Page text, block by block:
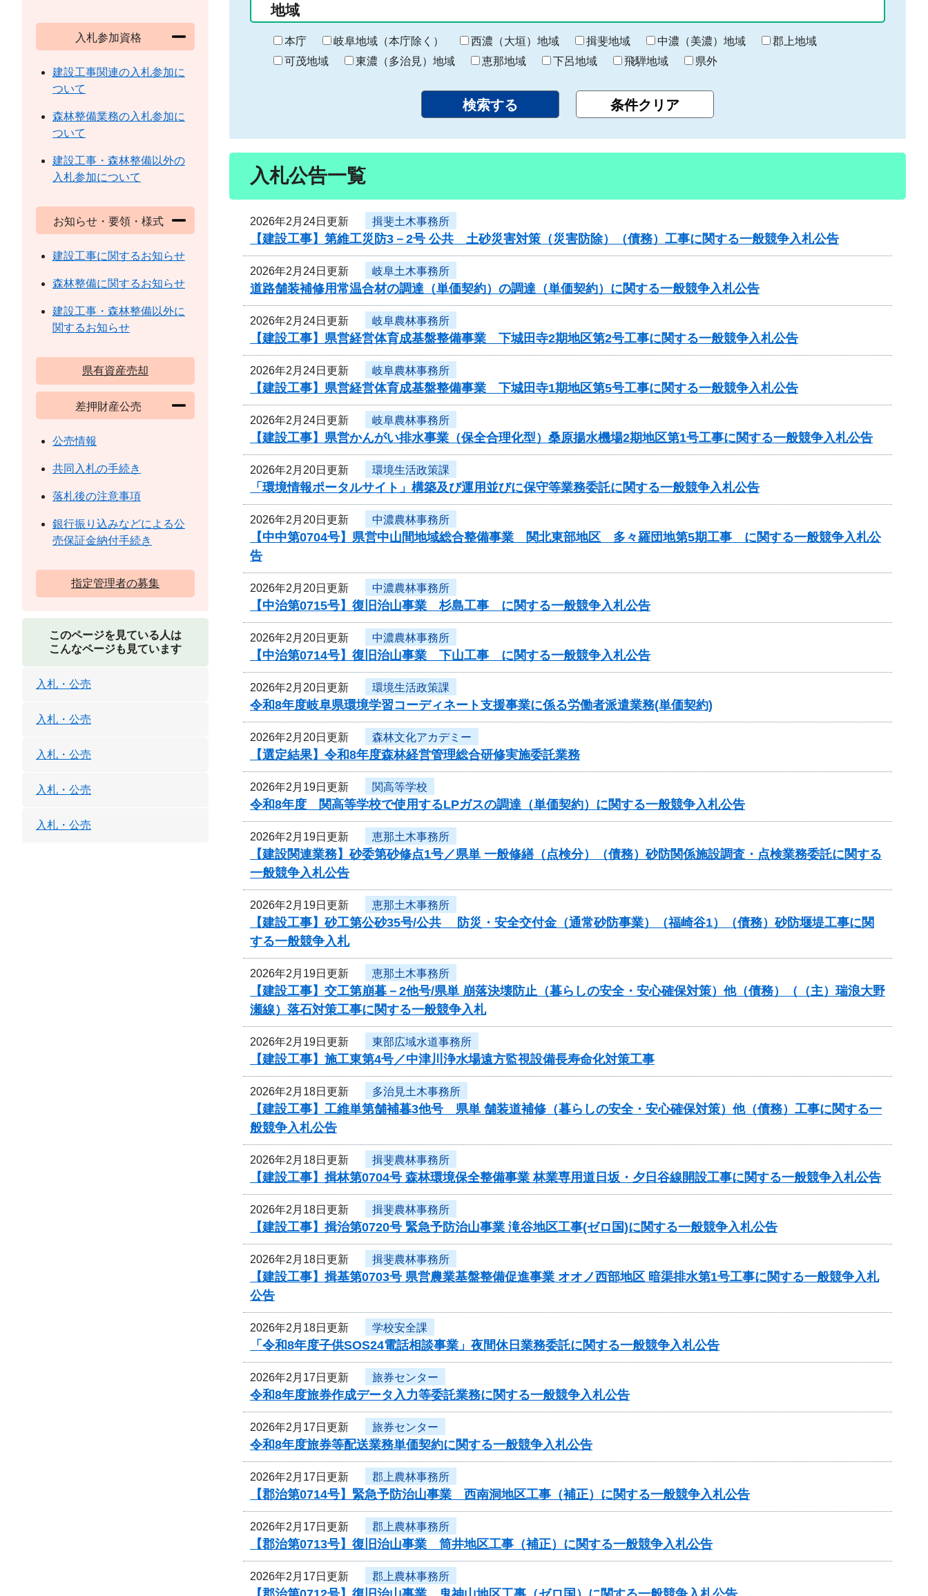
の
始
ま
り
終
わ
り
地域
本庁 岐阜地域（本庁除く） 西濃（大垣）地域 揖斐地域 中濃（美濃）地域
郡上地域
可茂地域
東濃（多治見）地域 恵那地域 下呂地域 飛騨地域 県外
入札公告一覧
2026年2月24日更新 揖斐土木事務所
【建設工事】第維工災防3－2号 公共 土砂災害対策（災害防除）（債務）工事に関する一般競争入札公告
2026年2月24日更新 岐阜土木事務所
道路舗装補修用常温合材の調達（単価契約）の調達（単価契約）に関する一般競争入札公告
2026年2月24日更新 岐阜農林事務所
【建設工事】県営経営体育成基盤整備事業 下城田寺2期地区第2号工事に関する一般競争入札公告
2026年2月24日更新 岐阜農林事務所
【建設工事】県営経営体育成基盤整備事業 下城田寺1期地区第5号工事に関する一般競争入札公告
2026年2月24日更新 岐阜農林事務所
【建設工事】県営かんがい排水事業（保全合理化型）桑原揚水機場2期地区第1号工事に関する一般競争入札公告
2026年2月20日更新 環境生活政策課
「環境情報ポータルサイト」構築及び運用並びに保守等業務委託に関する一般競争入札公告
2026年2月20日更新 中濃農林事務所
【中中第0704号】県営中山間地域総合整備事業 関北東部地区 多々羅団地第5期工事 に関する一般競争入札公
告
2026年2月20日更新 中濃農林事務所
【中治第0715号】復旧治山事業 杉島工事 に関する一般競争入札公告
2026年2月20日更新 中濃農林事務所
【中治第0714号】復旧治山事業 下山工事 に関する一般競争入札公告
2026年2月20日更新 環境生活政策課
令和8年度岐阜県環境学習コーディネート支援事業に係る労働者派遣業務(単価契約)
2026年2月20日更新 森林文化アカデミー
【選定結果】令和8年度森林経営管理総合研修実施委託業務
2026年2月19日更新 関高等学校
令和8年度 関高等学校で使用するLPガスの調達（単価契約）に関する一般競争入札公告
2026年2月19日更新 恵那土木事務所
【建設関連業務】砂委第砂修点1号／県単 一般修繕（点検分）（債務）砂防関係施設調査・点検業務委託に関する
一般競争入札公告
2026年2月19日更新 恵那土木事務所
【建設工事】砂工第公砂35号/公共 防災・安全交付金（通常砂防事業）（福崎谷1）（債務）砂防堰堤工事に関
する一般競争入札
2026年2月19日更新 恵那土木事務所
【建設工事】交工第崩暮－2他号/県単 崩落決壊防止（暮らしの安全・安心確保対策）他（債務）（（主）瑞浪大野
瀬線）落石対策工事に関する一般競争入札
2026年2月19日更新 東部広域水道事務所
【建設工事】施工東第4号／中津川浄水場遠方監視設備長寿命化対策工事
2026年2月18日更新 多治見土木事務所
【建設工事】工維単第舗補暮3他号 県単 舗装道補修（暮らしの安全・安心確保対策）他（債務）工事に関する一
般競争入札公告
2026年2月18日更新 揖斐農林事務所
【建設工事】揖林第0704号 森林環境保全整備事業 林業専用道日坂・夕日谷線開設工事に関する一般競争入札公告
2026年2月18日更新 揖斐農林事務所
【建設工事】揖治第0720号 緊急予防治山事業 滝谷地区工事(ゼロ国)に関する一般競争入札公告
2026年2月18日更新 揖斐農林事務所
【建設工事】揖基第0703号 県営農業基盤整備促進事業 オオノ西部地区 暗渠排水第1号工事に関する一般競争入札
公告
2026年2月18日更新 学校安全課
「令和8年度子供SOS24電話相談事業」夜間休日業務委託に関する一般競争入札公告
2026年2月17日更新 旅券センター
令和8年度旅券作成データ入力等委託業務に関する一般競争入札公告
2026年2月17日更新 旅券センター
令和8年度旅券等配送業務単価契約に関する一般競争入札公告
2026年2月17日更新 郡上農林事務所
【郡治第0714号】緊急予防治山事業 西南洞地区工事（補正）に関する一般競争入札公告
2026年2月17日更新 郡上農林事務所
【郡治第0713号】復旧治山事業 筒井地区工事（補正）に関する一般競争入札公告
2026年2月17日更新 郡上農林事務所
入札参加資格
建設工事関連の入札参加に
ついて
森林整備業務の入札参加に
ついて
建設工事・森林整備以外の
入札参加について
お知らせ・要領・様式
建設工事に関するお知らせ
森林整備に関するお知らせ
建設工事・森林整備以外に
関するお知らせ
県有資産売却
差押財産公売
公売情報
共同入札の手続き
落札後の注意事項
銀行振り込みなどによる公
売保証金納付手続き
指定管理者の募集
このページを見ている人は
こんなページも見ています
入札・公売
入札・公売
入札・公売
入札・公売
入札・公売